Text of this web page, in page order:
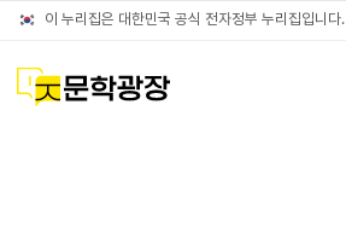
이 누리집은 대한민국 공식 전자정부 누리집입니다.
문학광장